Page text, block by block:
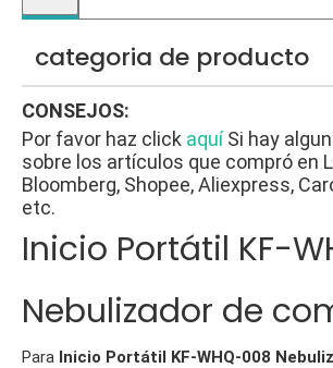
categoria de producto
CONSEJOS:
Por favor haz click aquí Si hay
sobre los artículos que compró en
Bloomberg, Shopee, Aliexpress,
etc.
Inicio Portátil KF-
Nebulizador de
Para Inicio Portátil KF-WHQ-008